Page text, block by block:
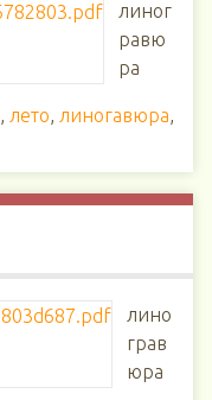
линог
равю
ра
, лето, линогавюра,
лино
грав
юра